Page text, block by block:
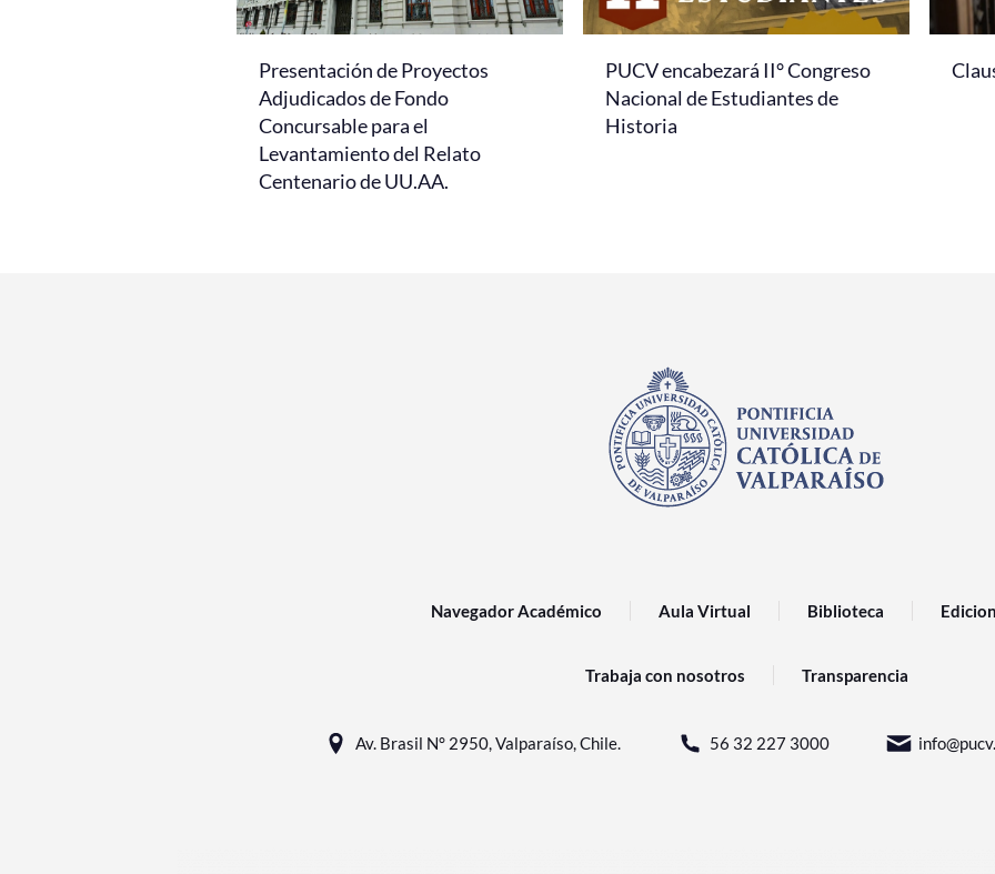
Presentación de Proyectos
Adjudicados de Fondo
Concursable para el
Levantamiento del Relato
Centenario de UU.AA.
PUCV encabezará II° Congreso
Nacional de Estudiantes de
Historia
Navegador Académico Aula Virtual Biblioteca
Trabaja con nosotros Transparencia
Av. Brasil N° 2950, Valparaíso, Chile. 56 32 227 3000